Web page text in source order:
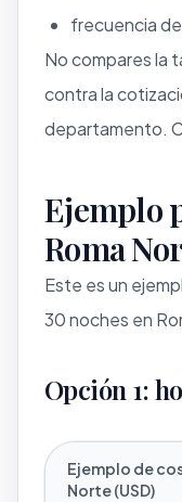
frecuencia
No compares la
contra la
departamento.
Ejemplo
Roma
Este es un
30 noches en
Opción 1:
Ejemplo de
Norte (USD)